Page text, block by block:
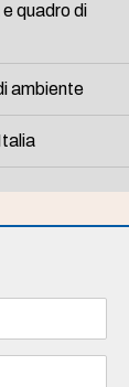
quadro di
ambiente